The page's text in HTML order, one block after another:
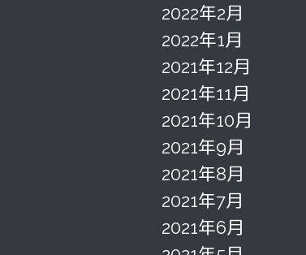
2022年2月
2022年1月
2021年12月
2021年11月
2021年10月
2021年9月
2021年8月
2021年7月
2021年6月